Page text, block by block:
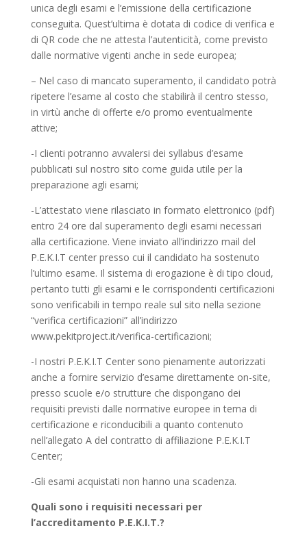
unica degli esami e l’emissione della certificazione
conseguita. Quest’ultima è dotata di codice di verifica e
di QR code che ne attesta l’autenticità, come previsto
dalle normative vigenti anche in sede europea;
– Nel caso di mancato superamento, il candidato potrà
ripetere l’esame al costo che stabilirà il centro stesso,
in virtù anche di offerte e/o promo eventualmente
attive;
-I clienti potranno avvalersi dei syllabus d’esame
pubblicati sul nostro sito come guida utile per la
preparazione agli esami;
-L’attestato viene rilasciato in formato elettronico (pdf)
entro 24 ore dal superamento degli esami necessari
alla certificazione. Viene inviato all’indirizzo mail del
P.E.K.I.T center presso cui il candidato ha sostenuto
l’ultimo esame. Il sistema di erogazione è di tipo cloud,
pertanto tutti gli esami e le corrispondenti certificazioni
sono verificabili in tempo reale sul sito nella sezione
“verifica certificazioni” all’indirizzo
www.pekitproject.it/verifica-certificazioni;
-I nostri P.E.K.I.T Center sono pienamente autorizzati
anche a fornire servizio d’esame direttamente on-site,
presso scuole e/o strutture che dispongano dei
requisiti previsti dalle normative europee in tema di
certificazione e riconducibili a quanto contenuto
nell’allegato A del contratto di affiliazione P.E.K.I.T
Center;
-Gli esami acquistati non hanno una scadenza.
Quali sono i requisiti necessari per
l’accreditamento P.E.K.I.T.?